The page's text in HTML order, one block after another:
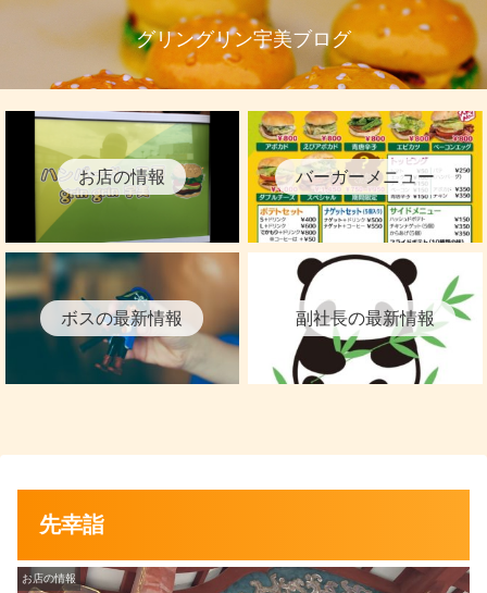
グリングリン宇美ブログ
お店の情報 バーガーメニュー
ボスの最新情報 副社長の最新情報
先幸詣
お店の情報